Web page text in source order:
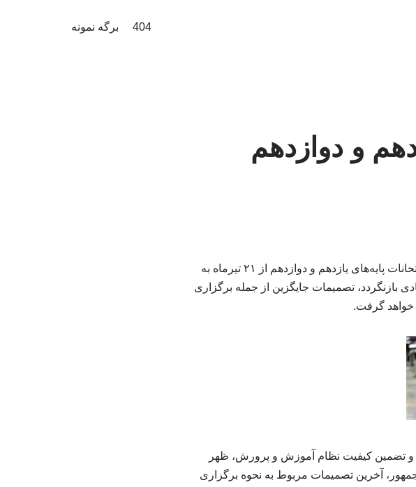
404 برگه نمونه
و دوازدهم
رئیس مرکز ارزشیابی و تضمین کیفیت نظام آموزش و پرورش گفت: امتحانات پایه‌های یازدهم و دوازدهم از ۲۱ تیرماه به
تصمیمات جایگزین از جمله برگزاری
خواهد گرفت.
و تضمین کیفیت نظام آموزش و پرورش، ظهر
رئیس جمهور، آخرین تصمیمات مربوط به نحوه برگزاری